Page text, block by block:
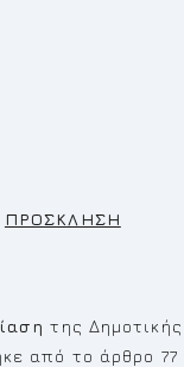
ΠΡΟΣΚΛΗΣΗ
της
από το άρθρο